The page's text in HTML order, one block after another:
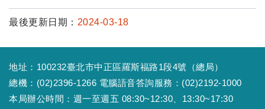
最後更新日期： 2024-03-18
地址：100232臺北市中正區羅斯福路1段4號（總局）
總機：(02)2396-1266 電腦語音答詢服務：(02)2192-1000
本局辦公時間：週一至週五 08:30~12:30、13:30~17:30